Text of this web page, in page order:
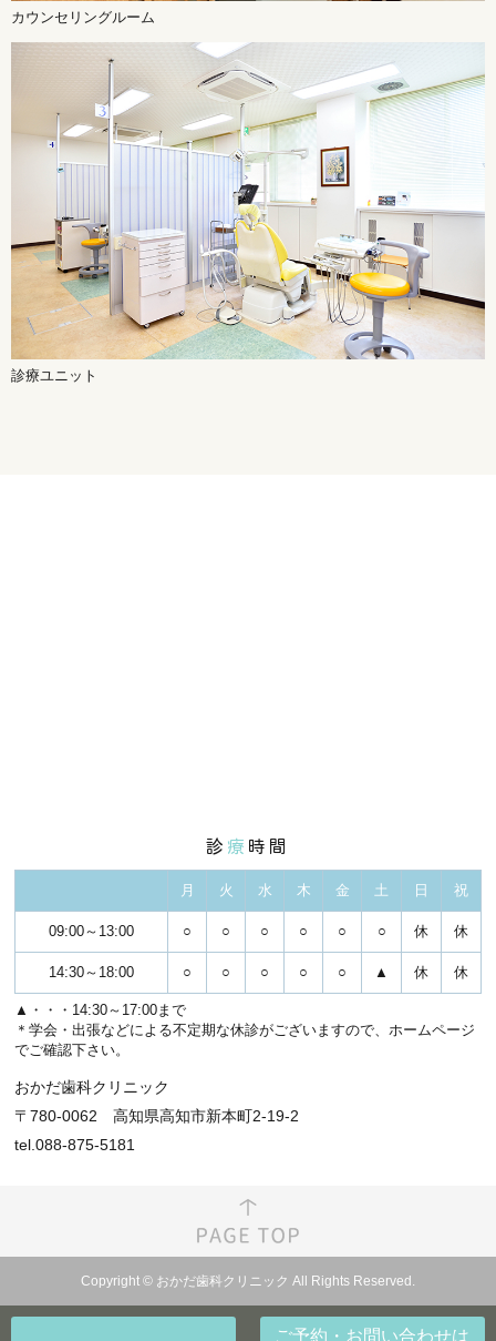
カウンセリングルーム
診療ユニット
ご予約・お問い合わせは
診 療 時間
月 火 水 木 金 土 日 祝
09:00～13:00 ○ ○ ○ ○ ○ ○ 休 休
14:30～18:00 ○ ○ ○ ○ ○ ▲ 休 休
▲・・・14:30～17:00まで
＊学会・出張などによる不定期な休診がございますので、ホームページ
でご確認下さい。
おかだ歯科クリニック
〒780-0062 高知県高知市新本町2-19-2
tel.088-875-5181
Copyright © おかだ歯科クリニック All Rights Reserved.